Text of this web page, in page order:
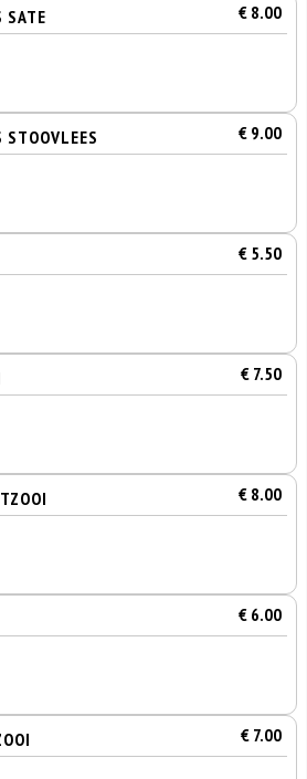
SATE € 8.00
STOOVLEES € 9.00
€ 5.50
€ 7.50
€ 8.00
€ 6.00
€ 7.00